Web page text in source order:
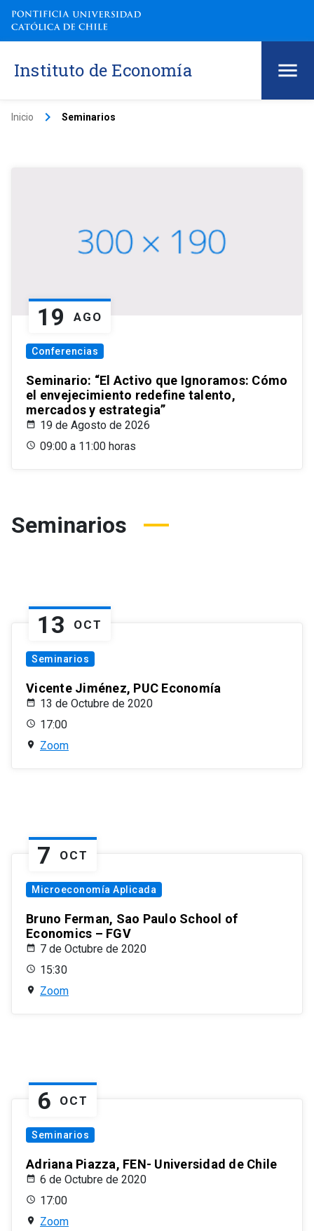
Instituto de Economía
Inicio keyboard_arrow_right Seminarios
19 AGO
Conferencias
Seminario: “El Activo que Ignoramos: Cómo
el envejecimiento redefine talento,
mercados y estrategia”
19 de Agosto de 2026
09:00 a 11:00 horas
Seminarios
13 OCT
Seminarios
Vicente Jiménez, PUC Economía
13 de Octubre de 2020
17:00
Zoom
7 OCT
Microeconomía Aplicada
Bruno Ferman, Sao Paulo School of
Economics – FGV
7 de Octubre de 2020
15:30
Zoom
6 OCT
Seminarios
Adriana Piazza, FEN- Universidad de Chile
6 de Octubre de 2020
17:00
Zoom